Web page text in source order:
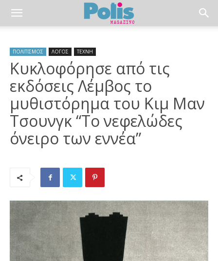
ΠΟΛΙΤΙΣΜΟΣ ΛΟΓΟΣ ΤΕΧΝΗ
Κυκλοφόρησε από τις
εκδόσεις Λέμβος το
μυθιστόρημα του Κιμ Μαν
Τσουνγκ “Το νεφελώδες
όνειρο των εννέα”